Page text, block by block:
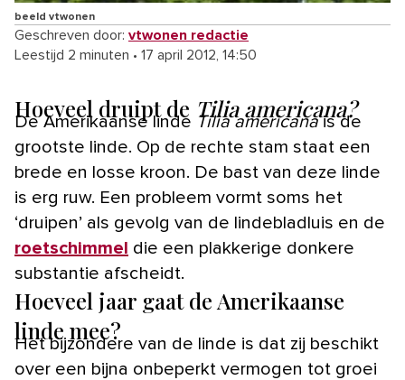
beeld vtwonen
Geschreven door: vtwonen redactie
Leestijd 2 minuten • 17 april 2012, 14:50
Hoeveel druipt de Tilia americana?
De Amerikaanse linde Tilia americanais de
grootste linde. Op de rechte stam staat een
brede en losse kroon. De bast van deze linde
is erg ruw. Een probleem vormt soms het
‘druipen’ als gevolg van de lindebladluis en de
roetschimmel die een plakkerige donkere
substantie afscheidt.
Hoeveel jaar gaat de Amerikaanse
linde mee?
Het bijzondere van de linde is dat zij beschikt
over een bijna onbeperkt vermogen tot groei